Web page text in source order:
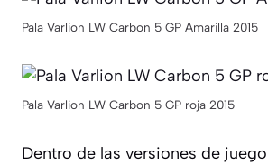
Pala Varlion LW Carbon 5 GP Amarilla 2015
Pala Varlion LW Carbon 5 GP roja 2015
Dentro de las versiones de juego